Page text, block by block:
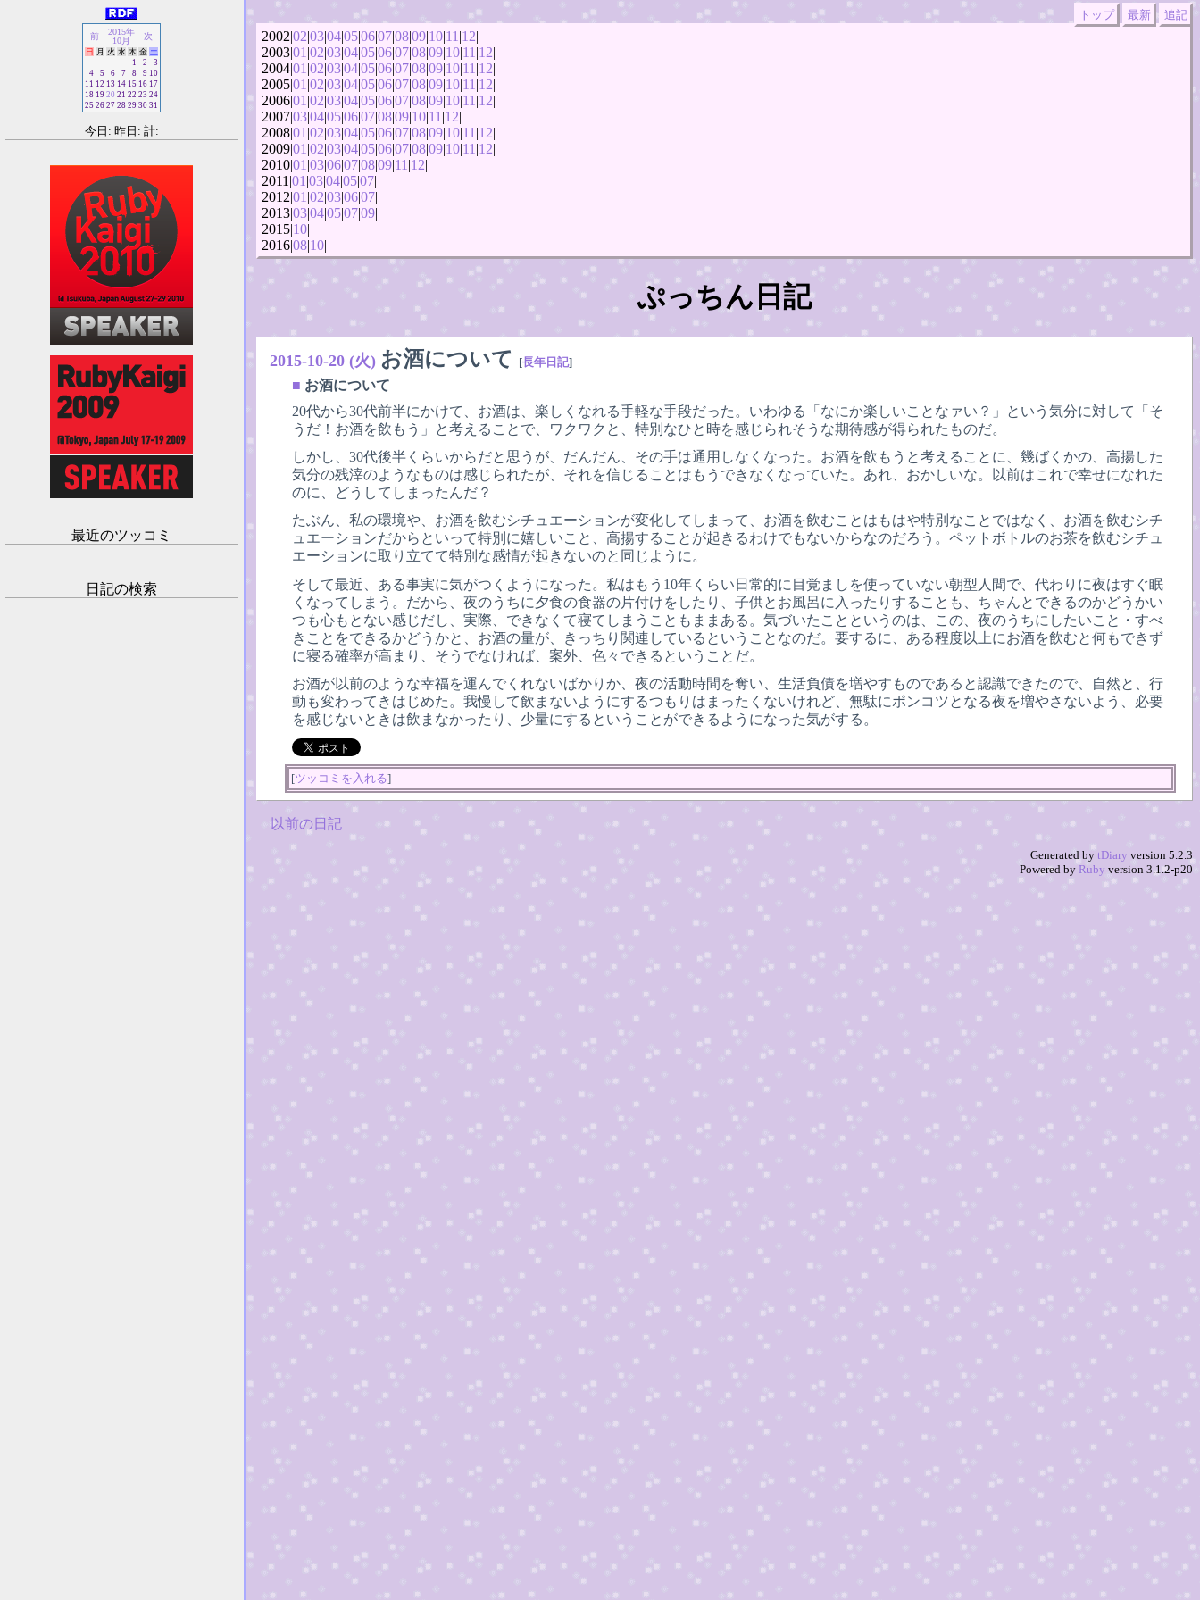
トップ 最新 追記
2002|02|03|04|05|06|07|08|09|10|11 |12|
2003|01 |02|03|04|05|06|07|08|09|10|11 |12|
2004|01 |02|03|04|05|06|07|08|09|10|11 |12|
2005|01 |02|03|04|05|06|07|08|09|10|11 |12|
2006|01 |02|03|04|05|06|07|08|09|10|11 |12|
2007|03|04|05|06|07|08|09|10|11 |12|
2008|01 |02|03|04|05|06|07|08|09|10|11 |12|
2009|01 |02|03|04|05|06|07|08|09|10|11 |12|
2010|01 |03|06|07|08|09|11 |12|
2011|01 |03|04|05|07|
2012|01 |02|03|06|07|
2013|03|04|05|07|09|
2015|10|
2016|08|10|
ぷっちん日記
2015-10-20 (火) お酒について [長年日記]
■ お酒について
20代から30代前半にかけて、お酒は、楽しくなれる手軽な手段だった。いわゆる「なにか楽しいことなァい？」という気分に対して「そ
うだ！お酒を飲もう」と考えることで、ワクワクと、特別なひと時を感じられそうな期待感が得られたものだ。
しかし、30代後半くらいからだと思うが、だんだん、その手は通用しなくなった。お酒を飲もうと考えることに、幾ばくかの、高揚した
気分の残滓のようなものは感じられたが、それを信じることはもうできなくなっていた。あれ、おかしいな。以前はこれで幸せになれた
のに、どうしてしまったんだ？
たぶん、私の環境や、お酒を飲むシチュエーションが変化してしまって、お酒を飲むことはもはや特別なことではなく、お酒を飲むシチ
ュエーションだからといって特別に嬉しいこと、高揚することが起きるわけでもないからなのだろう。ペットボトルのお茶を飲むシチュ
エーションに取り立てて特別な感情が起きないのと同じように。
そして最近、ある事実に気がつくようになった。私はもう10年くらい日常的に目覚ましを使っていない朝型人間で、代わりに夜はすぐ眠
くなってしまう。だから、夜のうちに夕食の食器の片付けをしたり、子供とお風呂に入ったりすることも、ちゃんとできるのかどうかい
つも心もとない感じだし、実際、できなくて寝てしまうこともままある。気づいたことというのは、この、夜のうちにしたいこと・すべ
きことをできるかどうかと、お酒の量が、きっちり関連しているということなのだ。要するに、ある程度以上にお酒を飲むと何もできず
に寝る確率が高まり、そうでなければ、案外、色々できるということだ。
お酒が以前のような幸福を運んでくれないばかりか、夜の活動時間を奪い、生活負債を増やすものであると認識できたので、自然と、行
動も変わってきはじめた。我慢して飲まないようにするつもりはまったくないけれど、無駄にポンコツとなる夜を増やさないよう、必要
を感じないときは飲まなかったり、少量にするということができるようになった気がする。
[ツッコミを入れる]
以前の日記
前
2015年
10月
次
日 月 火 水 木 金 土
1
2
3
4
5 6 7 8 9 10
11 12 13 14 15 16 17
18 19 20 21 22 23 24
25 26 27 28 29 30 31
今日: 昨日: 計:
最近のツッコミ
日記の検索
Generated by tDiary version 5.2.3
Powered by Ruby version 3.1.2-p20